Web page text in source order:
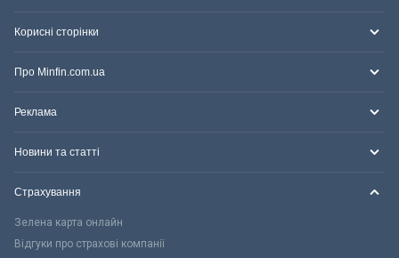
Корисні сторінки
Про Minfin.com.ua
Реклама
Новини та статті
Страхування
Зелена карта онлайн
Відгуки про страхові компанії